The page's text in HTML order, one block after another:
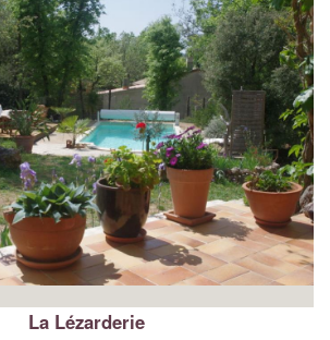
La Lézarderie